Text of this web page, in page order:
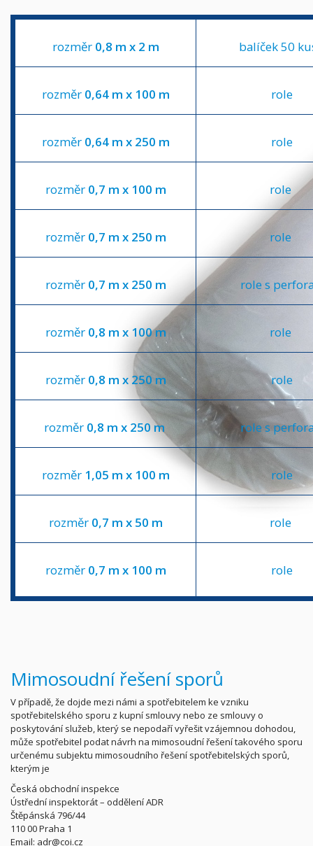
rozměr 0,8 m x 2 m balíček 50
rozměr 0,64 m x 100 m role
rozměr 0,64 m x 250 m role
rozměr 0,7 m x 100 m role
rozměr 0,7 m x 250 m role
rozměr 0,7 m x 250 m role s
rozměr 0,8 m x 100 m role
rozměr 0,8 m x 250 m role
rozměr 0,8 m x 250 m role s
rozměr 1,05 m x 100 m role
rozměr 0,7 m x 50 m role
rozměr 0,7 m x 100 m role
Mimosoudní řešení sporů
V případě, že dojde mezi námi a spotřebitelem ke vzniku
spotřebitelského sporu z kupní smlouvy nebo ze smlouvy o
poskytování služeb, který se nepodaří vyřešit vzájemnou dohodou,
může spotřebitel podat návrh na mimosoudní řešení takového sporu
určenému subjektu mimosoudního řešení spotřebitelských sporů,
kterým je
Česká obchodní inspekce
Ústřední inspektorát – oddělení ADR
Štěpánská 796/44
110 00 Praha 1
Email: adr@coi.cz